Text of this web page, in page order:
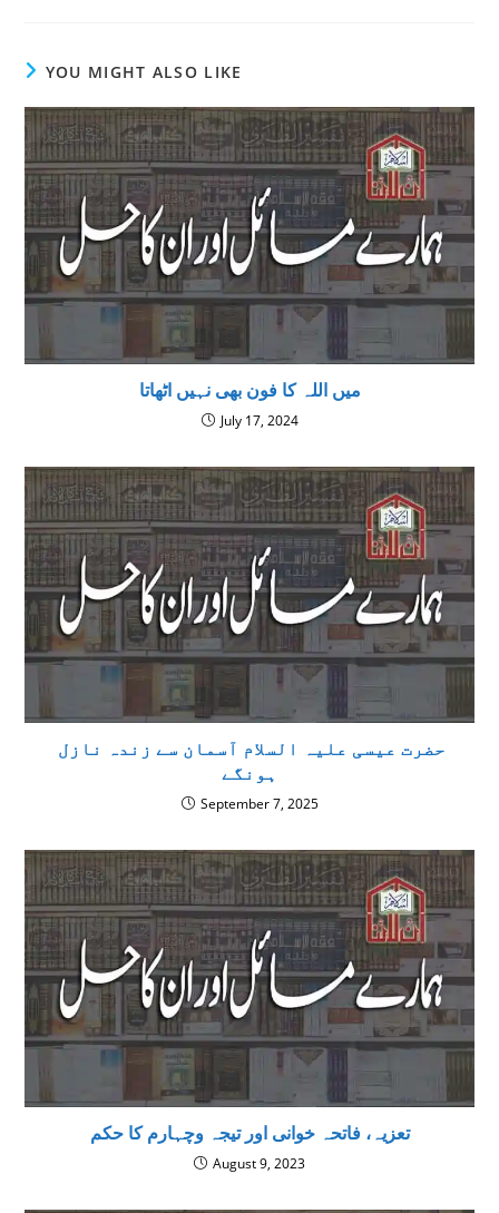
YOU MIGHT ALSO LIKE
میں اللہ کا فون بھی نہیں اٹھاتا
July 17, 2024
ہونگے
September 7, 2025
تعزیہ، فاتحہ خوانی اور تیجہ وچہارم کا حکم
August 9, 2023